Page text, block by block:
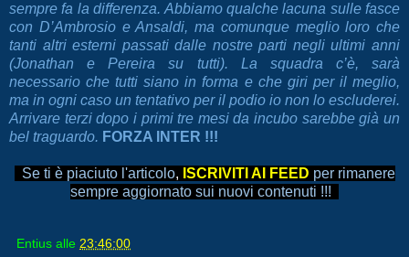
sempre fa la differenza. Abbiamo qualche lacuna sulle fasce
con D’Ambrosio e Ansaldi, ma comunque meglio loro che
tanti altri esterni passati dalle nostre parti negli ultimi anni
(Jonathan e Pereira su tutti). La squadra c’è, sarà
necessario che tutti siano in forma e che giri per il meglio,
ma in ogni caso un tentativo per il podio io non lo escluderei.
Arrivare terzi dopo i primi tre mesi da incubo sarebbe già un
bel traguardo. FORZA INTER !!!
Se ti è piaciuto l'articolo, ISCRIVITI AI FEED per rimanere
sempre aggiornato sui nuovi contenuti !!!
Entius alle 23:46:00